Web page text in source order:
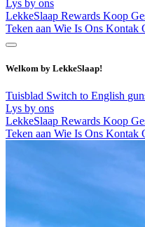
Lys by ons
LekkeSlaap Rewards Koop
Teken aan Wie Is Ons Kontak
Welkom by LekkeSlaap!
Tuisblad Switch to English
Lys by ons
LekkeSlaap Rewards Koop
Teken aan Wie Is Ons Kontak